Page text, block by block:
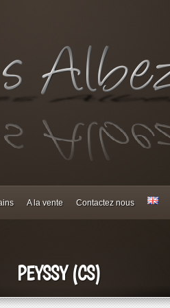
A la vente Contactez nous
PEYSSY (CS)